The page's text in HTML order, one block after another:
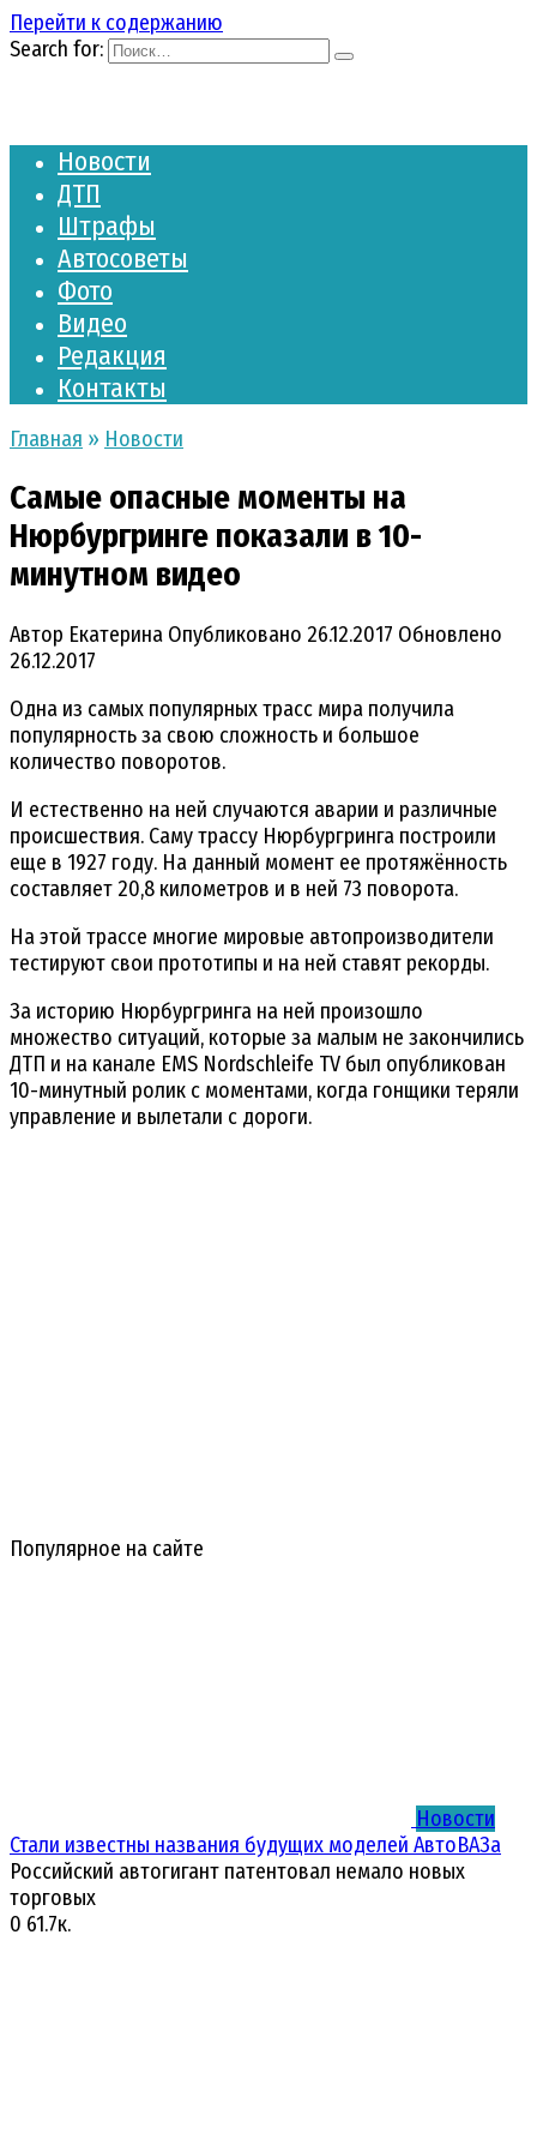
Перейти к содержанию
Search for:
Новости
ДТП
Штрафы
Автосоветы
Фото
Видео
Редакция
Контакты
Главная » Новости
Самые опасные моменты на
Нюрбургринге показали в 10-
минутном видео
Автор Екатерина Опубликовано 26.12.2017 Обновлено
26.12.2017
Одна из самых популярных трасс мира получила
популярность за свою сложность и большое
количество поворотов.
И естественно на ней случаются аварии и различные
происшествия. Саму трассу Нюрбургринга построили
еще в 1927 году. На данный момент ее протяжённость
составляет 20,8 километров и в ней 73 поворота.
На этой трассе многие мировые автопроизводители
тестируют свои прототипы и на ней ставят рекорды.
За историю Нюрбургринга на ней произошло
множество ситуаций, которые за малым не закончились
ДТП и на канале EMS Nordschleife TV был опубликован
10-минутный ролик с моментами, когда гонщики теряли
управление и вылетали с дороги.
Популярное на сайте
Новости
Стали известны названия будущих моделей АвтоВАЗа
Российский автогигант патентовал немало новых
торговых
0 61.7к.